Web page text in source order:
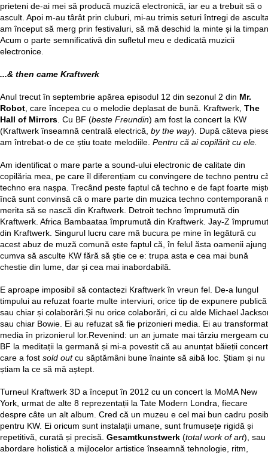
prieteni de-ai mei să producă muzică electronică, iar eu a trebuit să o
ascult. Apoi m-au târât prin cluburi, mi-au trimis seturi întregi de
am început să merg prin festivaluri, să mă deschid la minte și la
Acum o parte semnificativă din sufletul meu e dedicată muzicii
electronice.
...& then came Kraftwerk
Anul trecut în septembrie apărea episodul 12 din sezonul 2 din Mr.
Robot, care începea cu o melodie deplasat de bună. Kraftwerk, The
Hall of Mirrors. Cu BF (beste Freundin) am fost la concert la KW
(Kraftwerk înseamnă centrală electrică, by the way). După câteva
am întrebat-o de ce știu toate melodiile. Pentru că ai copilărit cu ele.
Am identificat o mare parte a sound-ului electronic de calitate din
copilăria mea, pe care îl diferențiam cu convingere de techno pentru
techno era nașpa. Trecând peste faptul că techno e de fapt foarte
încă sunt convinsă că o mare parte din muzica techno contemporană
merita să se nască din Kraftwerk. Detroit techno împrumută din
Kraftwerk. Africa Bambaataa împrumută din Kraftwerk. Jay-Z
din Kraftwerk. Singurul lucru care mă bucura pe mine în legătură cu
acest abuz de muză comună este faptul că, în felul ăsta oamenii ajung
cumva să asculte KW fără să știe ce e: trupa asta e cea mai bună
chestie din lume, dar și cea mai inabordabilă.
E aproape imposibil să contactezi Kraftwerk în vreun fel. De-a lungul
timpului au refuzat foarte multe interviuri, orice tip de expunere publică
sau chiar și colaborări.Și nu orice colaborări, ci cu alde Michael
sau chiar Bowie. Ei au refuzat să fie prizonieri media. Ei au transformat
media în prizonierul lor.Revenind: un an jumate mai târziu mergeam cu
BF la meditații la germană și mi-a povestit că au anunțat băieții
care a fost sold outcu săptămâni bune înainte să aibă loc. Știam și nu
știam la ce să mă aștept.
Turneul Kraftwerk 3D a început în 2012 cu un concert la MoMA New
York, urmat de alte 8 reprezentații la Tate Modern Londra, fiecare
despre câte un alt album. Cred că un muzeu e cel mai bun cadru
pentru KW. Ei oricum sunt instalații umane, sunt frumusețe rigidă și
repetitivă, curată și precisă. Gesamtkunstwerk (total work of art), sau
abordare holistică a mijlocelor artistice înseamnă tehnologie, ritm,